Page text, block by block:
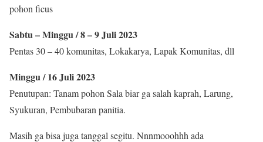
pohon ficus
Sabtu – Minggu / 8 – 9 Juli 2023
Pentas 30 – 40 komunitas, Lokakarya, Lapak Komunitas, dll
Minggu / 16 Juli 2023
Penutupan: Tanam pohon Sala biar ga salah kaprah, Larung,
Syukuran, Pembubaran panitia.
Masih ga bisa juga tanggal segitu. Nnnmooohhh ada